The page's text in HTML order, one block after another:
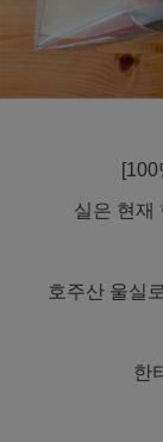
실은 현재
호주산 울실
한